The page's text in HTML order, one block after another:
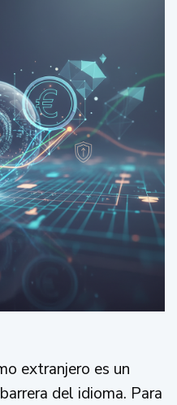
extranjero es un
del idioma. Para